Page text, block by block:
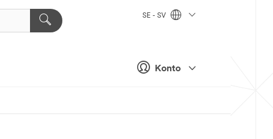
Konto
SE - SV